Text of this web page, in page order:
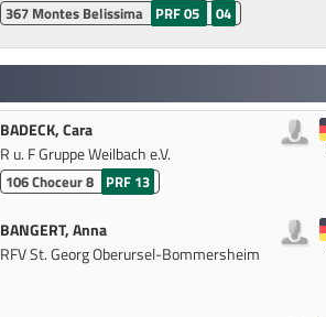
367 Montes Belissima PRF 05 04
BADECK, Cara
R u. F Gruppe Weilbach e.V.
106Choceur 8 PRF 13
BANGERT, Anna
RFV St. Georg Oberursel-Bommersheim